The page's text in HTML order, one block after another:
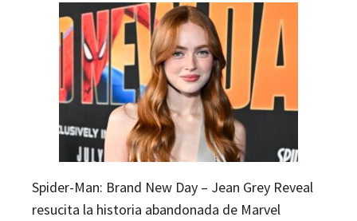
Spider-Man: Brand New Day – Jean Grey Reveal
resucita la historia abandonada de Marvel